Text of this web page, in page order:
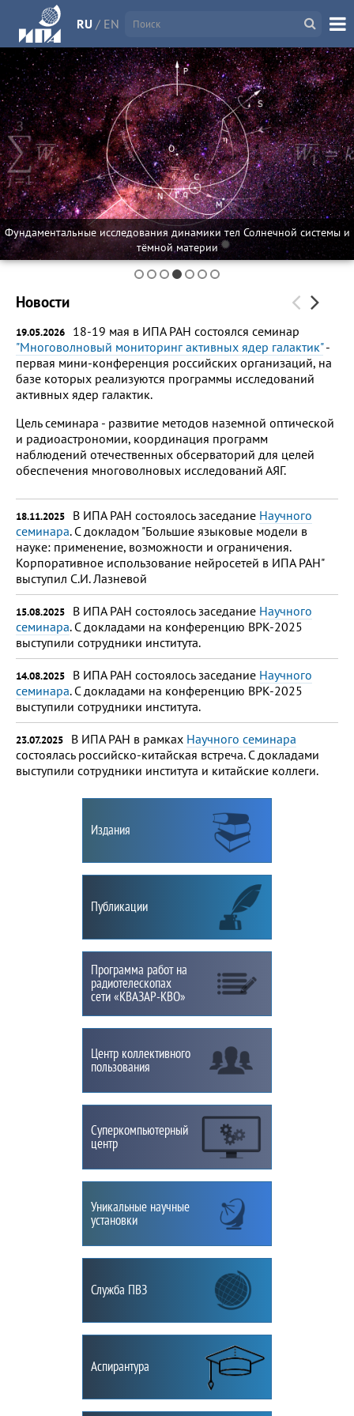
RU / EN
Фундаментальные исследования динамики тел Солнечной системы и
тёмной материи
Новости
19.05.2026
18-19 мая в ИПА РАН состоялся семинар
"Многоволновый мониторинг активных ядер галактик"-
первая мини-конференция российских организаций, на
базе которых реализуются программы исследований
активных ядер галактик.
Цель семинара - развитие методов наземной оптической
и радиоастрономии, координация программ
наблюдений отечественных обсерваторий для целей
обеспечения многоволновых исследований АЯГ.
18.11.2025 В ИПА РАН состоялось заседание Научного
семинара. С докладом "Большие языковые модели в
науке: применение, возможности и ограничения.
Корпоративное использование нейросетей в ИПА РАН"
выступил С.И. Лазневой
15.08.2025 В ИПА РАН состоялось заседание Научного
семинара. С докладами на конференцию ВРК-2025
выступили сотрудники института.
14.08.2025 В ИПА РАН состоялось заседание Научного
семинара. С докладами на конференцию ВРК-2025
выступили сотрудники института.
23.07.2025 В ИПА РАН в рамках Научного семинара
состоялась российско-китайская встреча. С докладами
выступили сотрудники института и китайские коллеги.
Издания
Публикации
Программа работ на
радиотелескопах
сети«КВАЗАР-КВО»
Центр коллективного
пользования
Суперкомпьютерный
центр
Уникальные научные
установки
Служба ПВЗ
Аспирантура